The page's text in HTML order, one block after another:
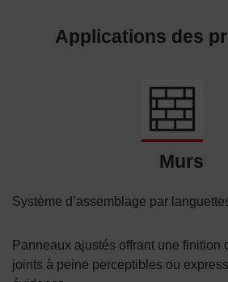
Applications des
Murs
Système d’assemblage par
Panneaux ajustés offrant une finition
joints à peine perceptibles ou